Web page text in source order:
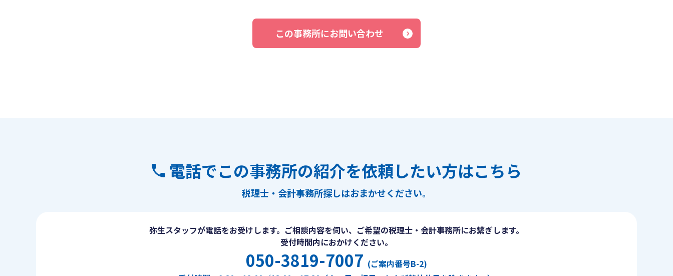
この事務所にお問い合わせ
電話でこの事務所の紹介を依頼したい方はこちら
税理士・会計事務所探しはおまかせください。
弥生スタッフが電話をお受けします。ご相談内容を伺い、ご希望の税理士・会計事務所にお繋ぎします。
受付時間内におかけください。
050-3819-7007 (ご案内番号B-2)